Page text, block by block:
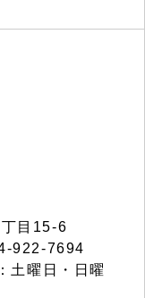
目15-6
922-7694
土曜日・日曜